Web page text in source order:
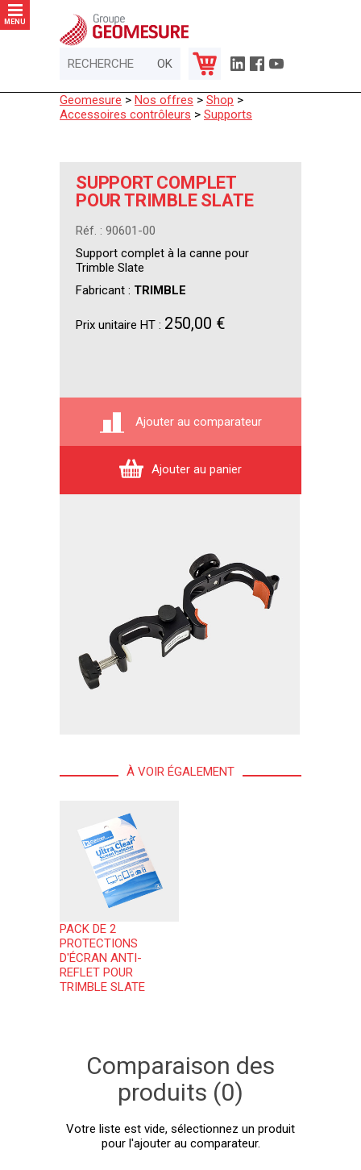
MENU
Geomesure > Nos offres > Shop >
Accessoires contrôleurs > Supports
SUPPORT COMPLET
POUR TRIMBLE SLATE
Réf. : 90601-00
Support complet à la canne pour
Trimble Slate
Fabricant : TRIMBLE
Prix unitaire HT : 250,00 €
Ajouter au comparateur
Ajouter au panier
À VOIR ÉGALEMENT
PACK DE 2
PROTECTIONS
D'ÉCRAN ANTI-
REFLET POUR
TRIMBLE SLATE
Comparaison des
produits (0)
Votre liste est vide, sélectionnez un produit
pour l'ajouter au comparateur.
Panneau de gestion des cookies